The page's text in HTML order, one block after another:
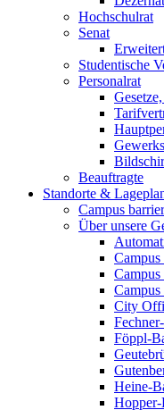
Hochschulrat
Senat
Studentische
Personalrat
Beauftragte
Standorte &
Campus
Über unsere
Campus
City
Föppl-
Heine-
Hopper-